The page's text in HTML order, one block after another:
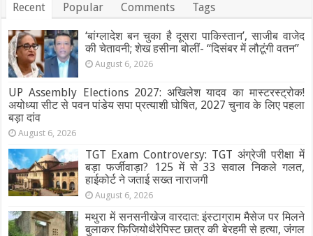
मनाया
देखें
VIDEO
Recent Popular Comments Tags
‘बांग्लादेश बन चुका है दूसरा पाकिस्तान’, साजीब वाजेद
की चेतावनी; शेख हसीना बोलीं- “दिसंबर में लौटूंगी वतन”
August 6, 2026
UP Assembly Elections 2027: अखिलेश यादव का मास्टरस्ट्रोक!
अयोध्या सीट से पवन पांडेय सपा प्रत्याशी घोषित, 2027 चुनाव के लिए पहला
बड़ा दांव
August 6, 2026
TGT Exam Controversy: TGT अंग्रेजी परीक्षा में
बड़ा फर्जीवाड़ा? 125 में से 33 सवाल निकले गलत,
हाईकोर्ट ने जताई सख्त नाराजगी
August 6, 2026
मथुरा में सनसनीखेज वारदात: इंस्टाग्राम मैसेज पर मिलने
बुलाकर फिजियोथैरेपिस्ट छात्र की बेरहमी से हत्या, जंगल